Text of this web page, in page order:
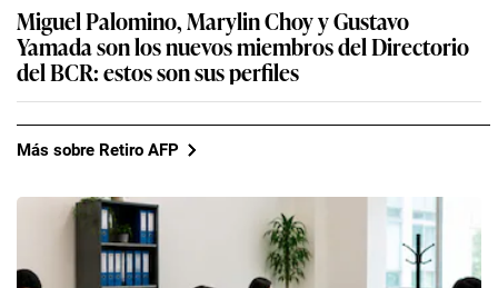
Miguel Palomino, Marylin Choy y Gustavo
Yamada son los nuevos miembros del Directorio
del BCR: estos son sus perfiles
Más sobre Retiro AFP